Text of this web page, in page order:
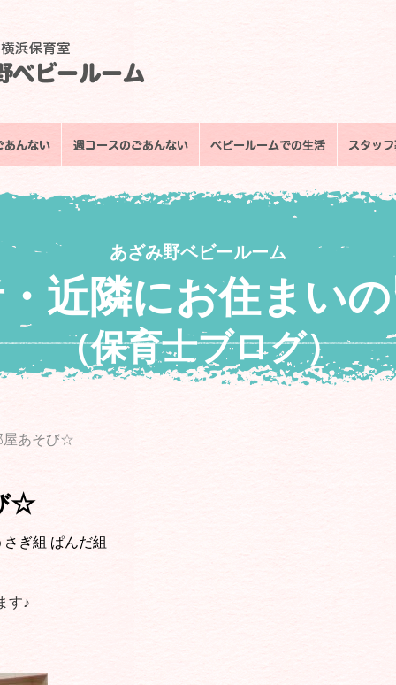
あざみ野ベビールーム
近隣にお住まい
（保育士ブログ）
屋あそび☆
☆
さぎ組 ぱんだ組
す♪